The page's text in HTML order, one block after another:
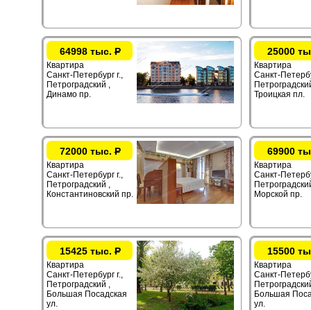
64998 тыс.Р
Квартира
Санкт-Петербург г.,
Петроградский ,
Динамо пр.
25000
Квартира
Санкт-
Троицкая пл.
72000 тыс.Р
Квартира
Санкт-Петербург г.,
Петроградский ,
Константиновский пр.
69900
Квартира
Санкт-
Морской пр.
15425 тыс.Р
Квартира
Санкт-Петербург г.,
Петроградский ,
Большая Посадская
ул.
15500
Квартира
Санкт-
Большая
ул.